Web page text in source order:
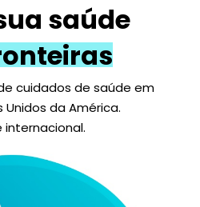
saúde
cuidados de saúde em
Unidos da América.
internacional.